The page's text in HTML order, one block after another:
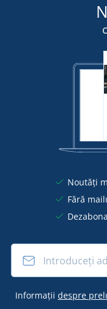
Noutăți
Fără
Informații despre